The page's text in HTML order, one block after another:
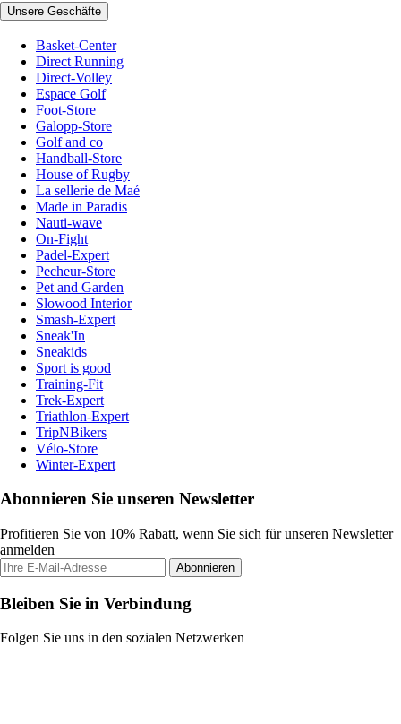
Unsere Geschäfte
Basket-Center
Direct Running
Direct-Volley
Espace Golf
Foot-Store
Galopp-Store
Golf and co
Handball-Store
House of Rugby
La sellerie de Maé
Made in Paradis
Nauti-wave
On-Fight
Padel-Expert
Pecheur-Store
Pet and Garden
Slowood Interior
Smash-Expert
Sneak'In
Sneakids
Sport is good
Training-Fit
Trek-Expert
Triathlon-Expert
TripNBikers
Vélo-Store
Winter-Expert
Abonnieren Sie unseren Newsletter
Profitieren Sie von 10% Rabatt, wenn Sie sich für unseren Newsletter
anmelden
Abonnieren
Bleiben Sie in Verbindung
Folgen Sie uns in den sozialen Netzwerken